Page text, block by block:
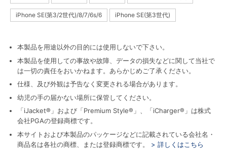
iPhone SE(第3/2世代)/8/7/6s/6 iPhone SE(第3世代)
本製品を用途以外の目的には使用しないで下さい。
本製品を使用しての事故や故障、データの損失などに関して当社で
は一切の責任をおいかねます。あらかじめご了承ください。
仕様、及び外観は予告なく変更される場合があります。
幼児の手の届かない場所に保管してください。
「iJacket®」および「Premium Style®」、「iCharger®」は株式
会社PGAの登録商標です。
本サイトおよび本製品のパッケージなどに記載されている会社名・
商品名は各社の商標、または登録商標です。
> 詳しくはこちら